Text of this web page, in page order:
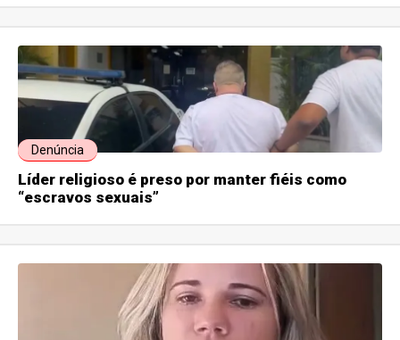
Denúncia
Líder religioso é preso por manter fiéis como
“escravos sexuais”